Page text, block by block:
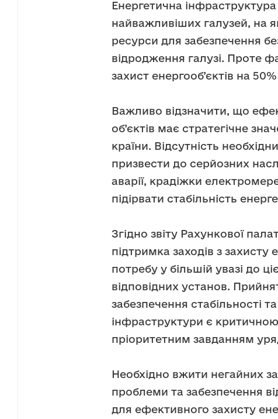
Енергетична
найважливіших галузей, на
ресурси для забезпечення
відродження галузі. Проте
захист енергооб’єктів на
Важливо відзначити, що
об’єктів має стратегічне
країни. Відсутність
призвести до серйозних
аварії, крадіжки
підірвати стабільність
Згідно звіту Рахункової
підтримка заходів з захисту
потребу у більшій увазі до
відповідних установ.
забезпечення стабільності
інфраструктури є
пріоритетним завданням
Необхідно вжити негайних
проблеми та забезпечення
для ефективного захисту